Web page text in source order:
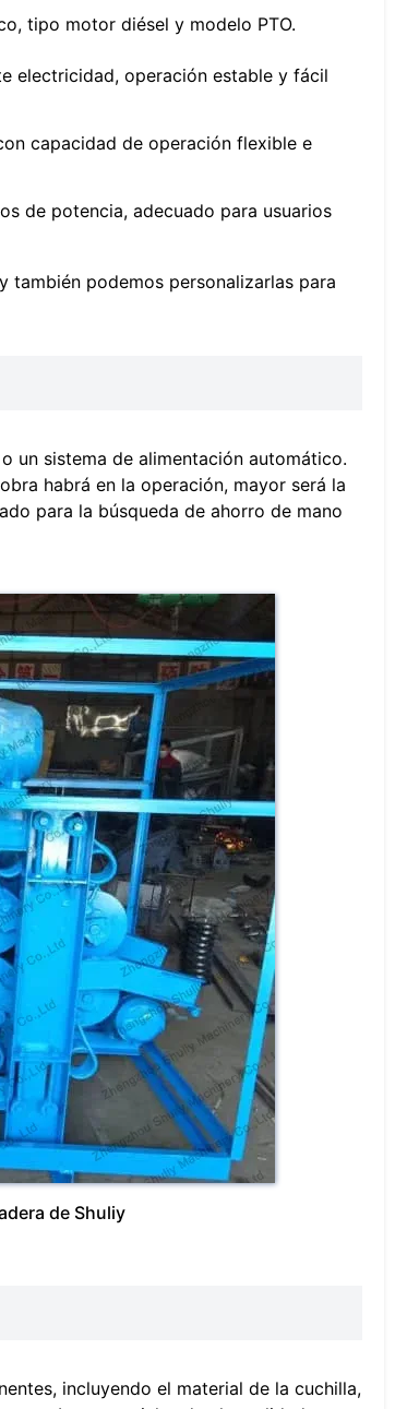
tipo motor diésel y modelo PTO.
electricidad, operación estable y fácil
capacidad de operación flexible e
de potencia, adecuado para usuarios
también podemos personalizarlas para
un sistema de alimentación automático.
habrá en la operación, mayor será la
para la búsqueda de ahorro de mano
de Shuliy
incluyendo el material de la cuchilla,